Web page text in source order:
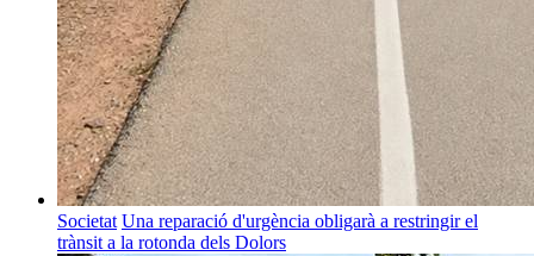
Societat Una reparació d'urgència obligarà a restringir el
trànsit a la rotonda dels Dolors